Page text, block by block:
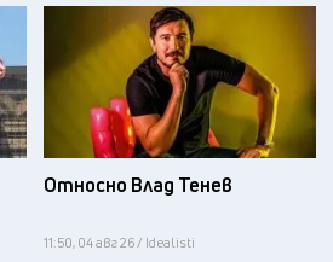
Относно Влад Тенев
11:50, 04 авг 26 / Idealisti